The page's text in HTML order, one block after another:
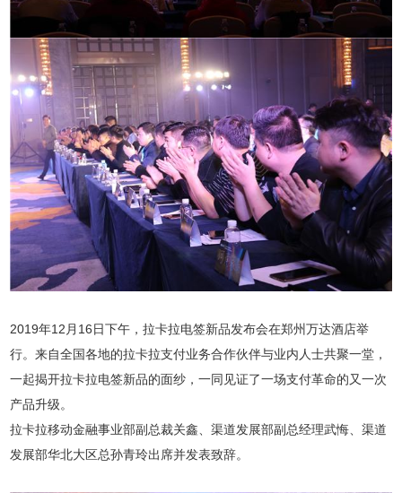
2019年12月16日下午，拉卡拉电签新品发布会在郑州万达酒店举
行。来自全国各地的拉卡拉支付业务合作伙伴与业内人士共聚一堂，
一起揭开拉卡拉电签新品的面纱，一同见证了一场支付革命的又一次
产品升级。
拉卡拉移动金融事业部副总裁关鑫、渠道发展部副总经理武悔、渠道
发展部华北大区总孙青玲出席并发表致辞。